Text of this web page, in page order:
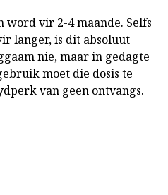
word vir 2-4 maande. Selfs
langer, is dit absoluut
nie, maar in gedagte
moet die dosis te
van geen ontvangs.